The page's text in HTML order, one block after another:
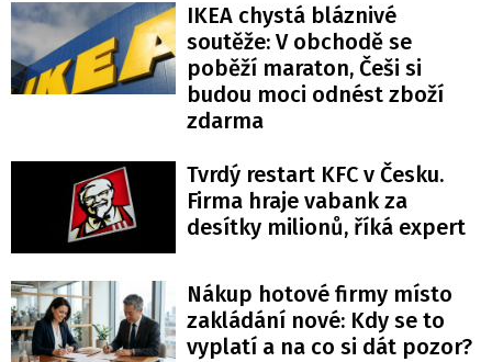
IKEA chystá bláznivé
soutěže: V obchodě se
poběží maraton, Češi si
budou moci odnést zboží
zdarma
Tvrdý restart KFC v Česku.
Firma hraje vabank za
desítky milionů, říká expert
Nákup hotové firmy místo
zakládání nové: Kdy se to
vyplatí a na co si dát pozor?